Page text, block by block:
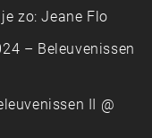
zo: Jeane Flo
– Beleuvenissen
II @